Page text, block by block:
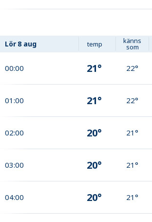
Lör 8 aug temp känns
som
00:00 21° 22°
01:00 21° 22°
02:00 20° 21°
03:00 20° 21°
04:00 20° 21°